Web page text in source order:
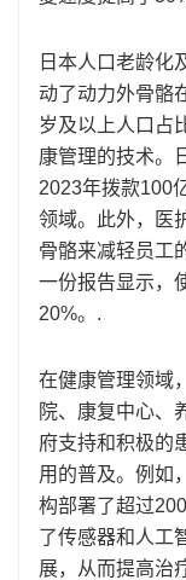
日本人口老龄化
动了动力外骨骼
岁及以上人口占
康管理的技术。
2023年拨款100
领域。此外，医
骨骼来减轻员工
一份报告显示，
20%。.
在健康管理领域
院、康复中心、
府支持和积极的
用的普及。例如
构部署了超过
了传感器和人工
展，从而提高治